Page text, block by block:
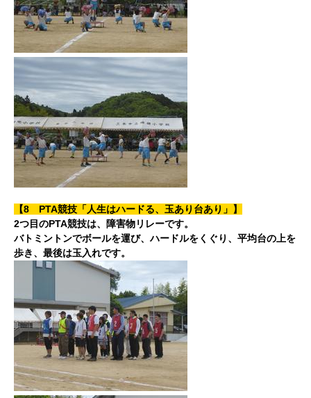
【8 PTA競技「人生はハードる、玉あり台あり」】
2つ目のPTA競技は、障害物リレーです。
バトミントンでボールを運び、ハードルをくぐり、平均台の上を
歩き、最後は玉入れです。